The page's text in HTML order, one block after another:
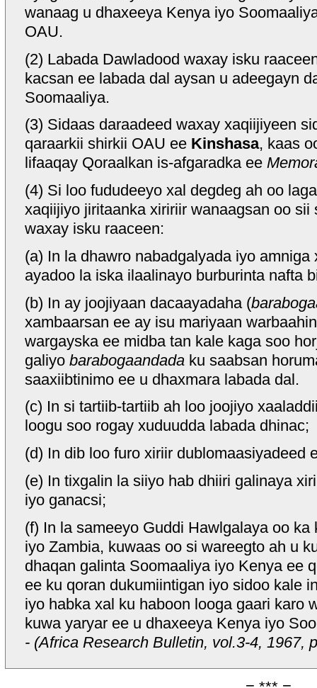
wanaag u dhaxeeya Kenya iyo
OAU.
(2) Labada Dawladood waxay isku
kacsan ee labada dal aysan u adeegayn
Soomaaliya.
(3) Sidaas daraadeed waxay xaqiijiyeen
qaraarkii shirkii OAU ee Kinshasa, kaas
lifaaqay Qoraalkan is-afgaradka ee
(4) Si loo fududeeyo xal degdeg ah oo
xaqiijiyo jiritaanka xiririir wanaagsan oo sii
waxay isku raaceen:
(a) In la dhawro nabadgalyada iyo
ayadoo la iska ilaalinayo burburinta nafta
(b) In ay joojiyaan dacaayadaha (
xambaarsan ee ay isu mariyaan
wargayska ee midba tan kale kaga soo
galiyo barabogaandadaku saabsan
saaxiibtinimo ee u dhaxmara labada dal.
(c) In si tartiib-tartiib ah loo joojiyo
loogu soo rogay xuduudda labada dhinac;
(d) In dib loo furo xiriir dublomaasiyadeed
(e) In tixgalin la siiyo hab dhiiri galinaya
iyo ganacsi;
(f) In la sameeyo Guddi Hawlgalaya oo
iyo Zambia, kuwaas oo si wareegto ah u
dhaqan galinta Soomaaliya iyo Kenya ee
ee ku qoran dukumiintigan iyo sidoo kale
iyo habka xal ku haboon looga gaari karo
kuwa yaryar ee u dhaxeeya Kenya iyo
- (Africa Research Bulletin, vol.3-4, 1967,